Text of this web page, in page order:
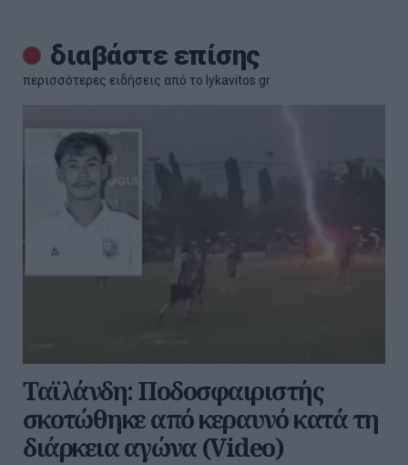
διαβάστε επίσης
περισσότερες ειδήσεις από το lykavitos.gr
Ταϊλάνδη: Ποδοσφαιριστής
σκοτώθηκε από κεραυνό κατά τη
διάρκεια αγώνα (Video)